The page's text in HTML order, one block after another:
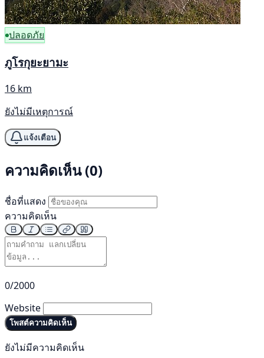
ปลอดภัย
ภูโรกุยะยามะ
16 km
ยังไม่มีเหตุการณ์
แจ้งเตือน
ความคิดเห็น (0)
ชื่อที่แสดง
ความคิดเห็น
0/2000
Website
โพสต์ความคิดเห็น
ยังไม่มีความคิดเห็น